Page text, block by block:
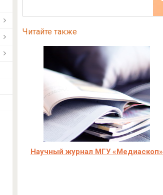
Читайте также
Научный журнал МГУ «Медиаскоп»